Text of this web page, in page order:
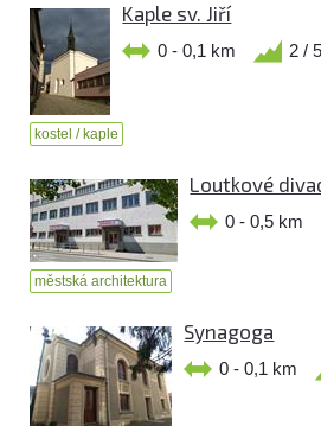
Kaple sv. Jiří
0 - 0,1 km 2 / 5
kostel / kaple
Loutkové
0 - 0,5 km
městská architektura
Synagoga
0 - 0,1 km